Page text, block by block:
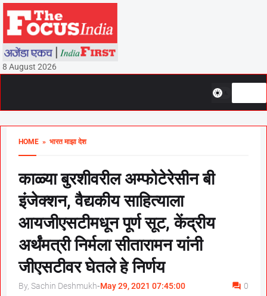
8 August 2026
HOME » भारत माझा देश
काळ्या बुरशीवरील अम्फोटेरेसीन बी
इंजेक्शन, वैद्यकीय साहित्याला
आयजीएसटीमधून पूर्ण सूट, केंद्रीय
अर्थंमत्री निर्मला सीतारामन यांनी
जीएसटीवर घेतले हे निर्णय
By, Sachin Deshmukh-May 29, 2021 07:45:00 0